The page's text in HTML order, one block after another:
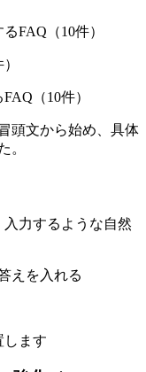
FAQ（10件）
（10件）
頭文から始め、具体
。
力するような自然
えを入れる
します